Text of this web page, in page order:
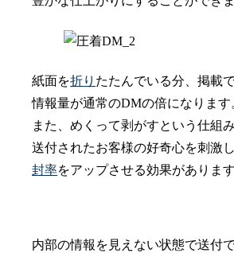
紙面を折り たたんでいる分、掲載
情報量が通常のDMの倍になります
また、めくって剥がすという仕組
送付されたお客様の好奇心を刺激し
封率をアップさせる効果があります
内部の情報を見えない状態で送付